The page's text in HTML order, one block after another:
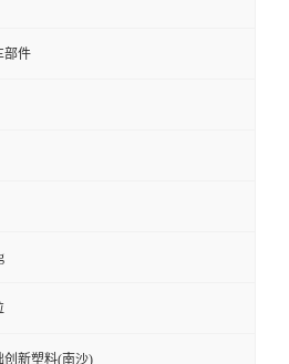
部件
创新塑料(南沙)